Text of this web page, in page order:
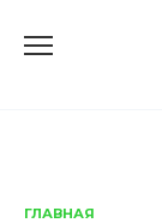
ГЛАВНАЯ